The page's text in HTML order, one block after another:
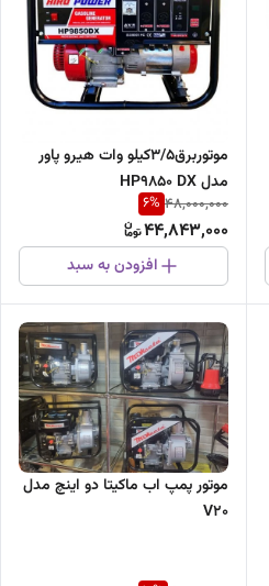
موتوربرق3/5کیلو وات هیرو پاور
مدل HP9850 DX
48,000,000
6%
44,843,000
افزودن به سبد
موتور پمپ اب ماکیتا دو اینچ مدل
V20